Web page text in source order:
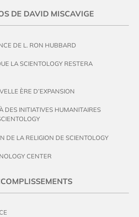
DE DAVID MISCAVIGE
DE L. RON HUBBARD
LA SCIENTOLOGY RESTERA
ÈRE D’EXPANSION
DES INITIATIVES HUMANITAIRES
DE LA RELIGION DE SCIENTOLOGY
CENTER